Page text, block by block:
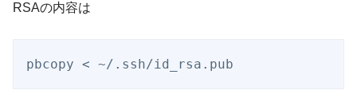
RSAの内容は
pbcopy < ~/.ssh/id_rsa.pub